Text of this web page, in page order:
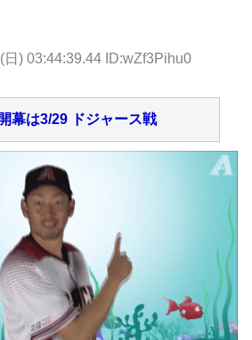
日) 03:44:39.44 ID:wZf3Pihu0
幕は3/29 ドジャース戦